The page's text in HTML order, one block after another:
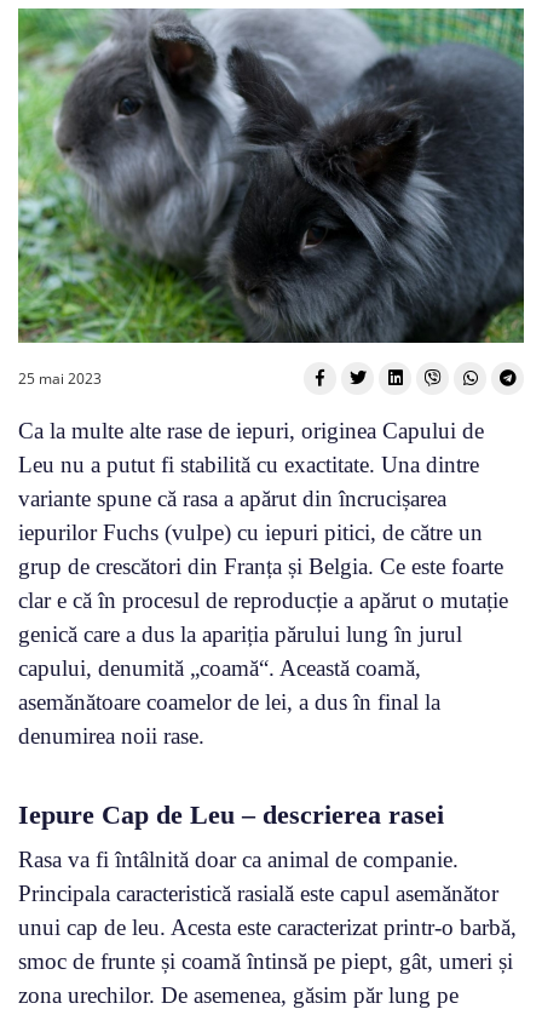
25 mai 2023
Ca la multe alte rase de iepuri, originea Capului de
Leu nu a putut fi stabilită cu exactitate. Una dintre
variante spune că rasa a apărut din încrucișarea
iepurilor Fuchs (vulpe) cu iepuri pitici, de către un
grup de crescători din Franța și Belgia. Ce este foarte
clar e că în procesul de reproducție a apărut o mutație
genică care a dus la apariția părului lung în jurul
capului, denumită „coamă“. Această coamă,
asemănătoare coamelor de lei, a dus în final la
denumirea noii rase.
Iepure Cap de Leu – descrierea rasei
Rasa va fi întâlnită doar ca animal de companie.
Principala caracteristică rasială este capul asemănător
unui cap de leu. Acesta este caracterizat printr-o barbă,
smoc de frunte și coamă întinsă pe piept, gât, umeri și
zona urechilor. De asemenea, găsim păr lung pe